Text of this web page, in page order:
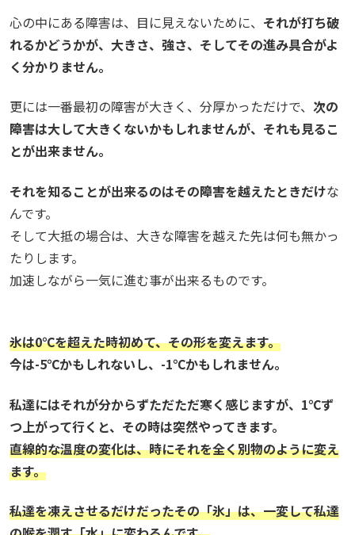
心の中にある障害は、目に見えないために、 それが打ち破
れるかどうかが、大きさ、強さ、そしてその進み具合がよ
く分かりません。
更には一番最初の障害が大きく、分厚かっただけで、 次の
障害は大して大きくないかもしれませんが、それも見るこ
とが出来ません。
それを知ることが出来るのはその障害を越えたときだけな
んです。
そして大抵の場合は、大きな障害を越えた先は何も無かっ
たりします。
加速しながら一気に進む事が出来るものです。
氷は0℃を超えた時初めて、その形を変えます。
今は-5℃かもしれないし、-1℃かもしれません。
私達にはそれが分からずただただ寒く感じますが、1℃ず
つ上がって行くと、その時は突然やってきます。
直線的な温度の変化は、時にそれを全く別物のように変え
ます。
私達を凍えさせるだけだったその「氷」は、一変して私達